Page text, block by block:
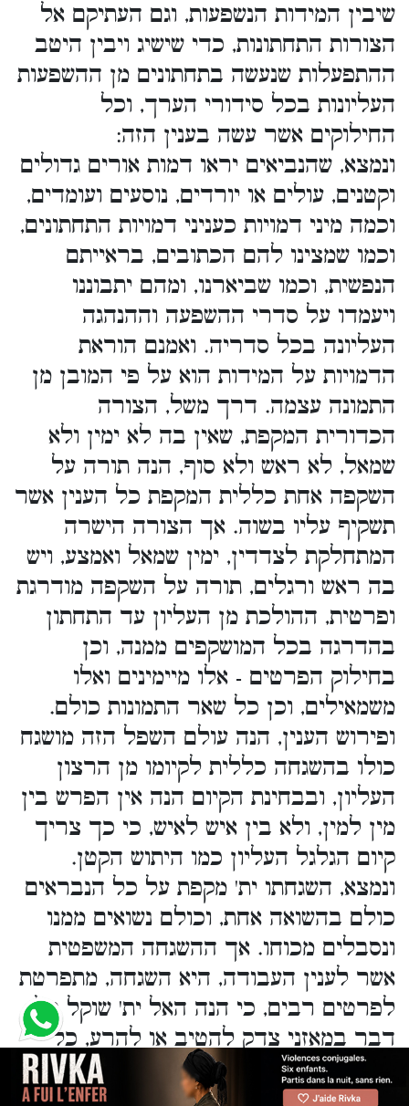
שיבין המידות הנשפעות, וגם העתיקם אל
הצורות התחתונות, כדי שישיג ויבין היטב
ההתפעלות שנעשה בתחתונים מן ההשפעות
העליונות בכל סידורי הערך, וכל
החילוקים אשר עשה בענין הזה:
ונמצא, שהנביאים יראו דמות אורים גדולים
וקטנים, עולים או יורדים, נוסעים ועומדים,
וכמה מיני דמויות כעניני דמויות התחתונים,
וכמו שמצינו להם הכתובים, בראייתם
הנפשית, וכמו שביארנו, ומהם יתבוננו
ויעמדו על סדרי ההשפעה וההנהגה
העליונה בכל סדריה. ואמנם הוראת
הדמויות על המידות הוא על פי המובן מן
התמונה עצמה. דרך משל, הצורה
הכדורית המקפת, שאין בה לא ימין ולא
שמאל, לא ראש ולא סוף, הנה תורה על
השקפה אחת כללית המקפת כל הענין אשר
תשקיף עליו בשוה. אך הצורה הישרה
המתחלקת לצדדין, ימין שמאל ואמצע, ויש
בה ראש ורגלים, תורה על השקפה מודרגת
ופרטית, ההולכת מן העליון עד התחתון
בהדרגה בכל המושקפים ממנה, וכן
בחילוק הפרטים - אלו מיימינים ואלו
משמאילים, וכן כל שאר התמונות כולם.
ופירוש הענין, הנה עולם השפל הזה מושגח
כולו בהשגחה כללית לקיומו מן הרצון
העליון, ובבחינת הקיום הנה אין הפרש בין
מין למין, ולא בין איש לאיש, כי כך צריך
קיום הגלגל העליון כמו היתוש הקטן.
ונמצא, השגחתו ית' מקפת על כל הנבראים
כולם בהשואה אחת, וכולם נשואים ממנו
ונסבלים מכוחו. אך ההשגחה המשפטית
אשר לענין העבודה, היא השגחה, מתפרטת
לפרטים רבים, כי הנה האל ית' שוקל כל
דבר במאזני צדק להטיב או להרע, כל
דבר ודבר בטעם פרטי לפי מה שהוא:
והנה ברצות האדון ב"ה להראות לנביאיו